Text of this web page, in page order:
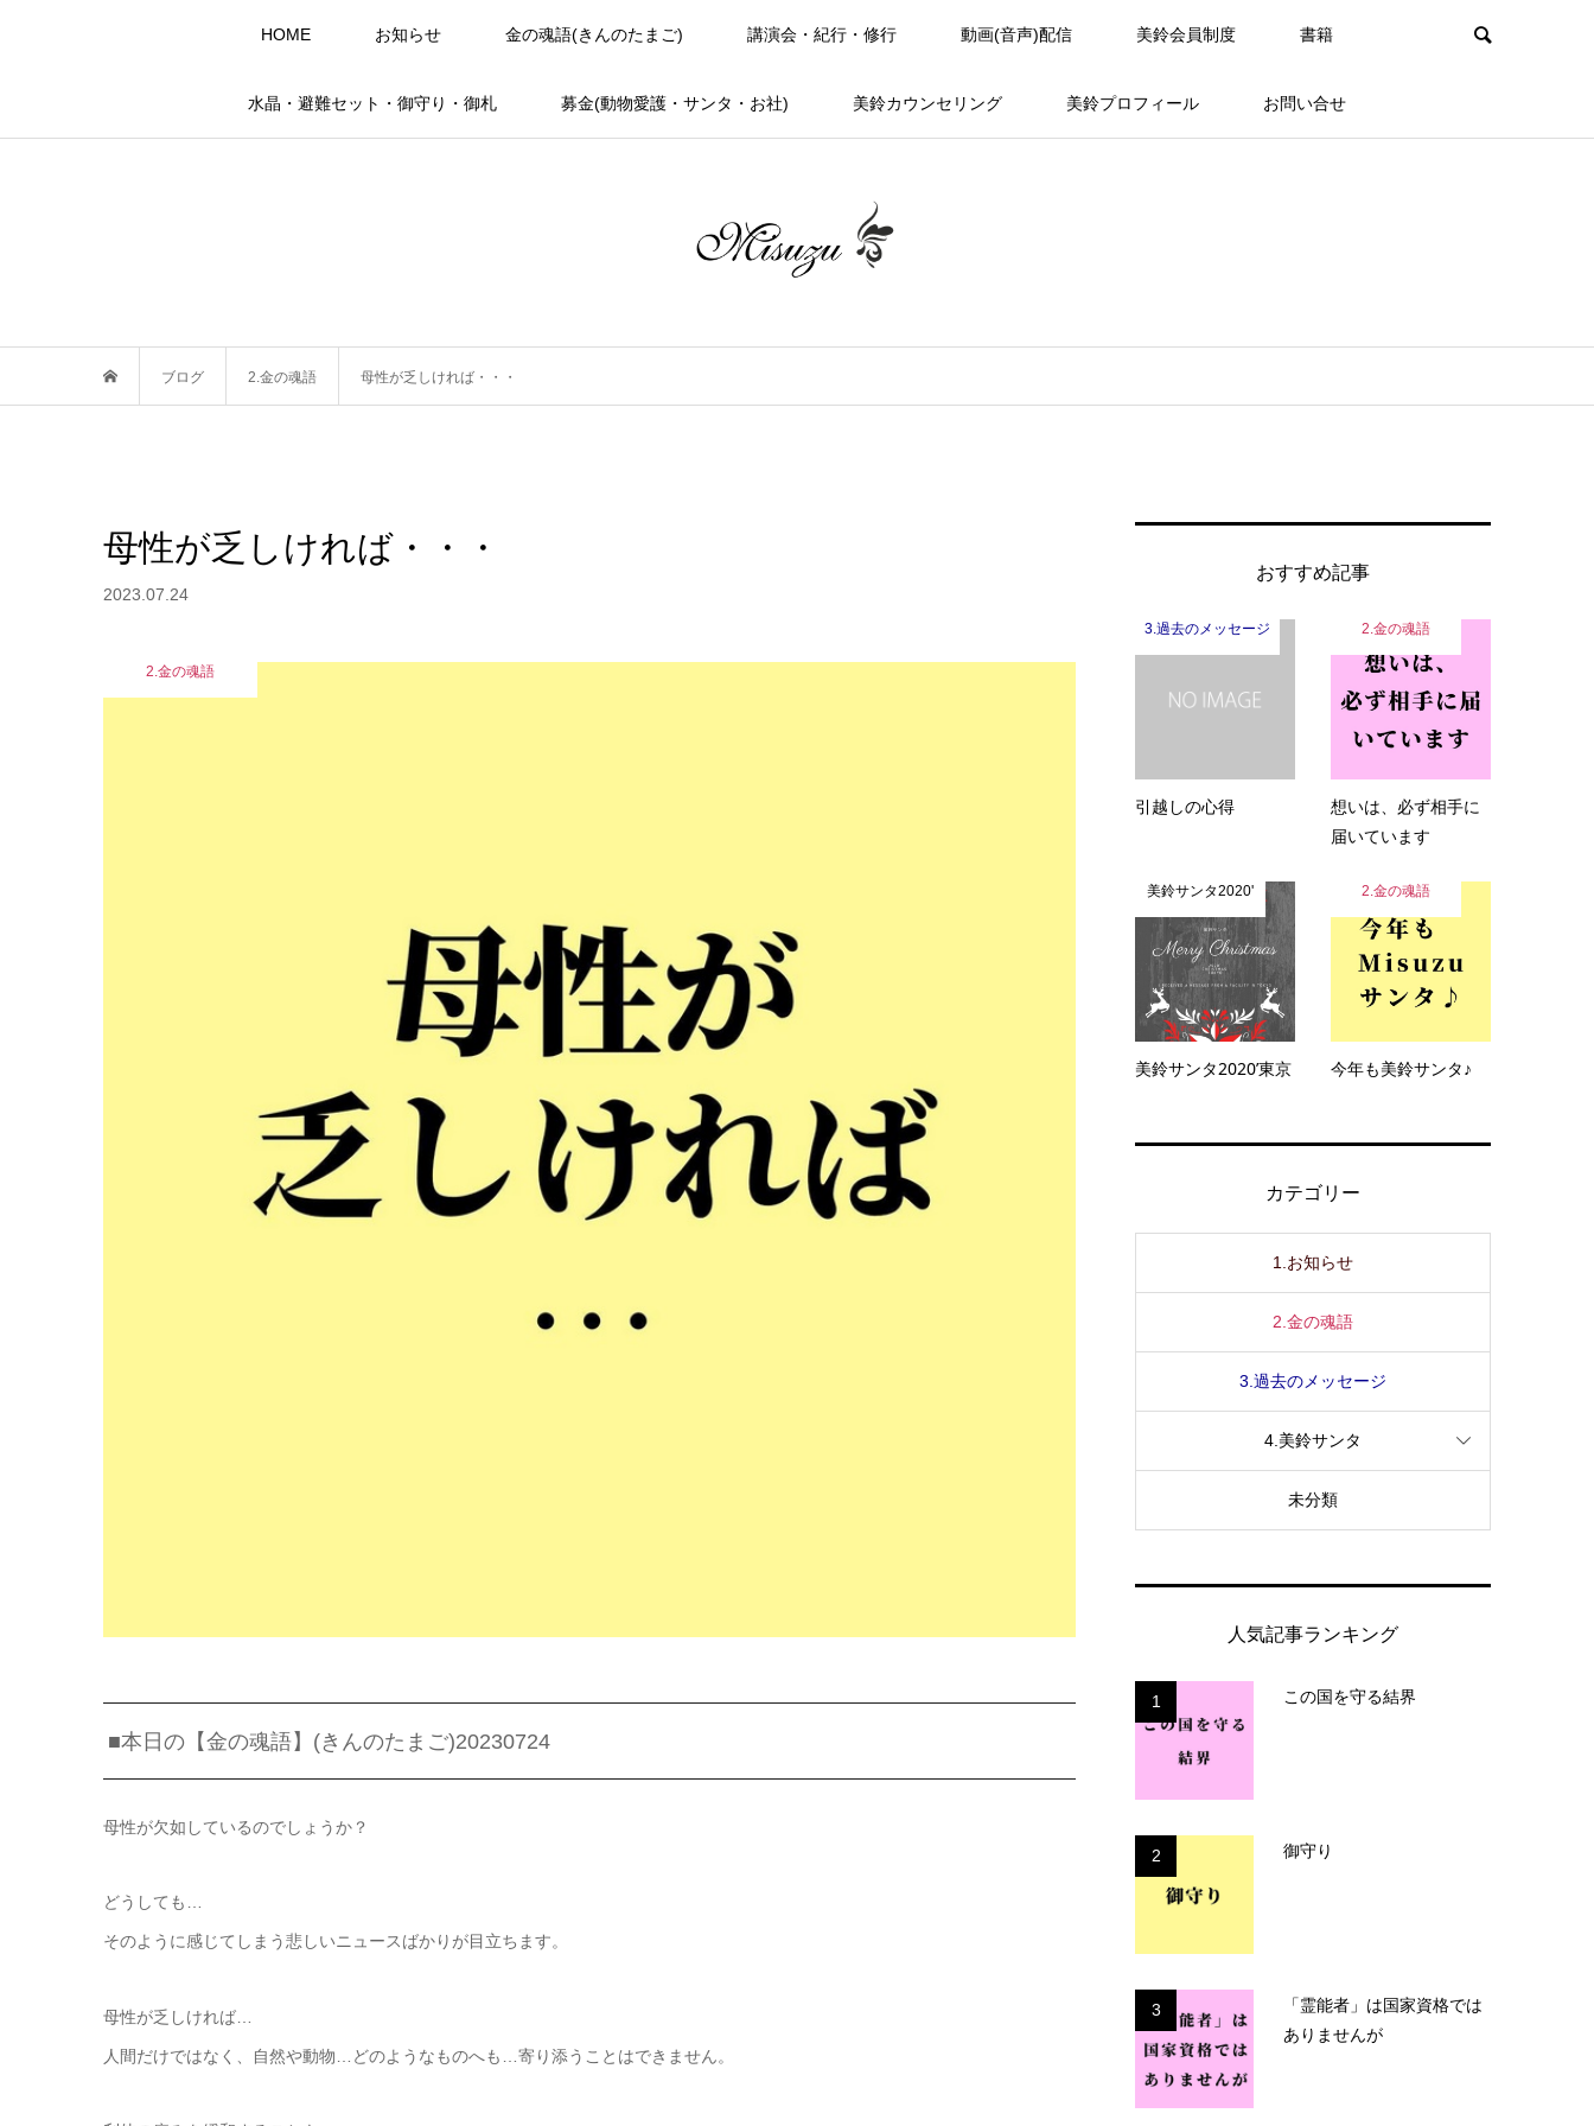
HOME お知らせ 金の魂語(きんのたまご) 講演会・紀行・修行 動画(音声)配信 美鈴会員制度 書籍
水晶・避難セット・御守り・御札 募金(動物愛護・サンタ・お社) 美鈴カウンセリング 美鈴プロフィール お問い合せ
ブログ 2.金の魂語 母性が乏しければ・・・
母性が乏しければ・・・
2023.07.24
2.金の魂語
■本日の【金の魂語】(きんのたまご)20230724
母性が欠如しているのでしょうか？
どうしても…
そのように感じてしまう悲しいニュースばかりが目立ちます。
母性が乏しければ…
人間だけではなく、自然や動物…どのようなものへも…寄り添うことはできません。
おすすめ記事
3.過去のメッセージ
引越しの心得
2.金の魂語
想いは、必ず相手に
届いています
美鈴サンタ2020'
美鈴サンタ2020’東京
2.金の魂語
今年も美鈴サンタ♪
カテゴリー
1.お知らせ
2.金の魂語
3.過去のメッセージ
4.美鈴サンタ
未分類
人気記事ランキング
1 この国を守る結界
2 御守り
3
「霊能者」は国家資格では
ありませんが